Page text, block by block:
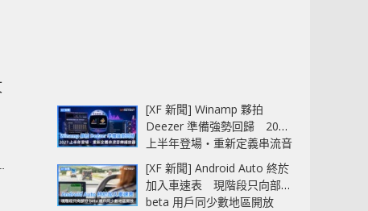
[XF 新聞] Winamp 夥拍
Deezer 準備強勢回歸 2027
上半年登場‧重新定義串流音
樂播放器
[XF 新聞] Android Auto 終於
加入車速表 現階段只向部分
beta 用戶同少數地區開放